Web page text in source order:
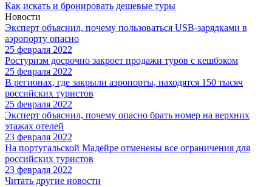
Как искать и бронировать дешевые туры
Новости
Эксперт объяснил, почему пользоваться USB-зарядками в
аэропорту опасно
25 февраля 2022
Ростуризм досрочно закроет продажи туров с кешбэком
25 февраля 2022
В регионах, где закрыли аэропорты, находятся 150 тысяч
российских туристов
25 февраля 2022
Эксперт объяснил, почему опасно брать номер на верхних
этажах отелей
23 февраля 2022
На португальской Мадейре отменены все ограничения для
российских туристов
23 февраля 2022
Читать другие новости